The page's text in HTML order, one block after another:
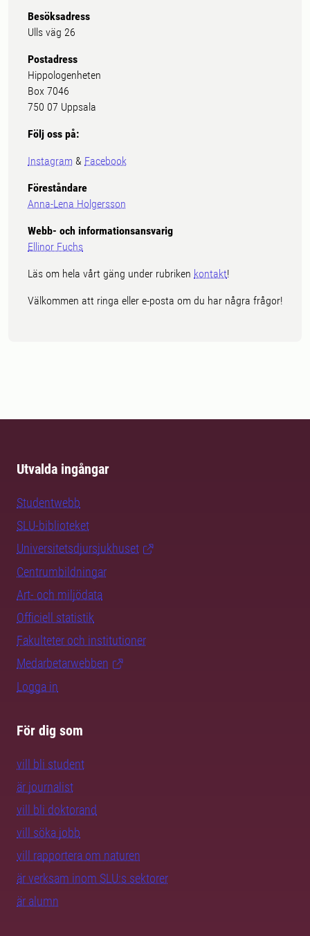
Besöksadress
Ulls väg 26
Postadress
Hippologenheten
Box 7046
750 07 Uppsala
Följ oss på:
Instagram & Facebook
Föreståndare
Anna-Lena Holgersson
Webb- och informationsansvarig
Ellinor Fuchs
Läs om hela vårt gäng under rubriken kontakt!
Välkommen att ringa eller e-posta om du har några frågor!
Utvalda ingångar
Studentwebb
SLU-biblioteket
Universitetsdjursjukhuset
Centrumbildningar
Art- och miljödata
Officiell statistik
Fakulteter och institutioner
Medarbetarwebben
Logga in
För dig som
vill bli student
är journalist
vill bli doktorand
vill söka jobb
vill rapportera om naturen
är verksam inom SLU:s sektorer
är alumn